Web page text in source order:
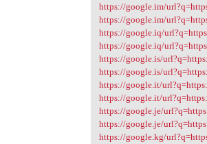
https://google.im/
https://google.im/
https://google.iq/
https://google.iq/
https://google.is/
https://google.is/
https://google.it/
https://google.it/
https://google.je/
https://google.je/
https://google.kg/